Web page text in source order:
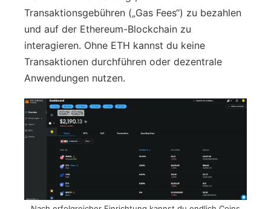
Transaktionsgebühren („Gas Fees“) zu bezahlen
und auf der Ethereum-Blockchain zu
interagieren. Ohne ETH kannst du keine
Transaktionen durchführen oder dezentrale
Anwendungen nutzen.